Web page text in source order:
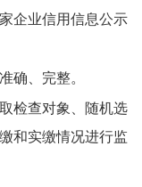
企业信用信息公示
确、完整。
检查对象、随机选
和实缴情况进行监